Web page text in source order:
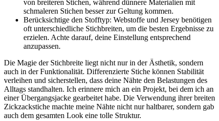
von breiteren Stichen, während dünnere Materialien mit
schmaleren Stichen besser zur Geltung kommen.
Berücksichtige den Stofftyp:‍ Webstoffe und Jersey benötigen
oft unterschiedliche Stichbreiten, um die besten Ergebnisse zu
erzielen. Achte darauf, ‍deine Einstellung entsprechend
anzupassen.
Die Magie der Stichbreite liegt nicht nur in der‍ Ästhetik, sondern⁤
auch in der Funktionalität.⁣ Differenzierte Stiche können Stabilität
verleihen und sicherstellen, dass deine Nähte den Belastungen des
Alltags standhalten. Ich erinnere mich an ein Projekt, bei dem ich an
einer Übergangsjacke gearbeitet⁣ habe.⁣ Die Verwendung ⁤ihrer breiten
Zickzackstiche machte meine Nähte nicht nur haltbarer, sondern gab
auch dem gesamten Look eine tolle Struktur.